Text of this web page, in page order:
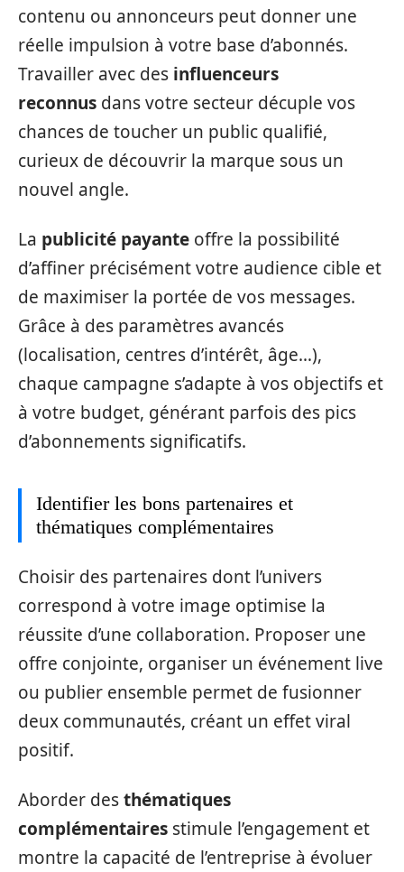
contenu ou annonceurs peut donner une
réelle impulsion à votre base d’abonnés.
Travailler avec des influenceurs
reconnus dans votre secteur décuple vos
chances de toucher un public qualifié,
curieux de découvrir la marque sous un
nouvel angle.
La publicité payante offre la possibilité
d’affiner précisément votre audience cible et
de maximiser la portée de vos messages.
Grâce à des paramètres avancés
(localisation, centres d’intérêt, âge…),
chaque campagne s’adapte à vos objectifs et
à votre budget, générant parfois des pics
d’abonnements significatifs.
Identifier les bons partenaires et
thématiques complémentaires
Choisir des partenaires dont l’univers
correspond à votre image optimise la
réussite d’une collaboration. Proposer une
offre conjointe, organiser un événement live
ou publier ensemble permet de fusionner
deux communautés, créant un effet viral
positif.
Aborder desthématiques
complémentaires stimule l’engagement et
montre la capacité de l’entreprise à évoluer